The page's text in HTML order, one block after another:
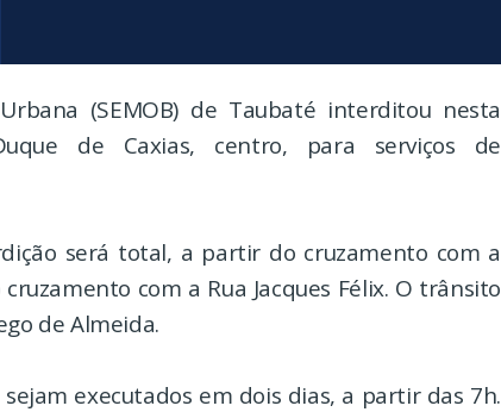
(SEMOB) de Taubaté interditou nesta
de Caxias, centro, para serviços de
será total, a partir do cruzamento com a
com a Rua Jacques Félix. O trânsito
de Almeida.
executados em dois dias, a partir das 7h.